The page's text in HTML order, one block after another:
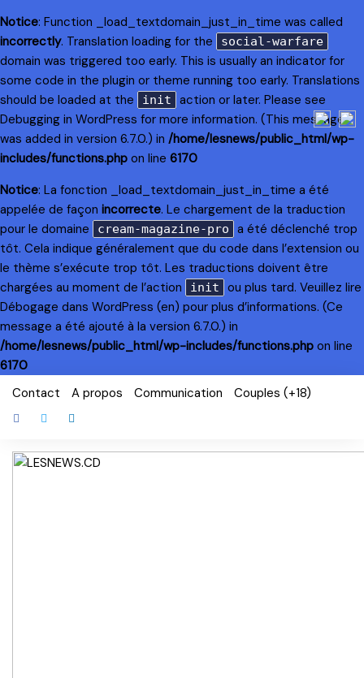
Notice: Function _load_textdomain_just_in_time was called
incorrectly. Translation loading for the social-warfare
domain was triggered too early. This is usually an indicator for
some code in the plugin or theme running too early. Translations
should be loaded at the
init
action or later. Please see
Debugging in WordPress for more information. (This message
was added in version 6.7.0.) in /home/lesnews/public_html/wp-
includes/functions.php on line 6170
Notice: La fonction _load_textdomain_just_in_time a été
appelée de façon incorrecte. Le chargement de la traduction
pour le domaine
cream-magazine-pro
a été déclenché trop
tôt. Cela indique généralement que du code dans l’extension ou
le thème s’exécute trop tôt. Les traductions doivent être
chargées au moment de l’action
init
ou plus tard. Veuillez lire
Débogage dans WordPress (en) pour plus d’informations. (Ce
message a été ajouté à la version 6.7.0.) in
/home/lesnews/public_html/wp-includes/functions.php on line
6170
Skip
content
Contact A propos Communication Couples (+18)